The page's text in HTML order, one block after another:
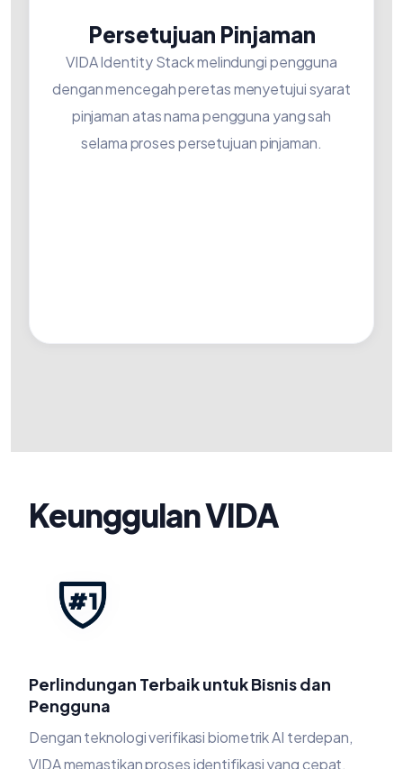
Persetujuan Pinjaman
VIDA Identity Stack melindungi pengguna
dengan mencegah peretas menyetujui syarat
pinjaman atas nama pengguna yang sah
selama proses persetujuan pinjaman.
Keunggulan VIDA
Perlindungan Terbaik untuk Bisnis dan
Pengguna
Dengan teknologi verifikasi biometrik AI terdepan,
VIDA memastikan proses identifikasi yang cepat,